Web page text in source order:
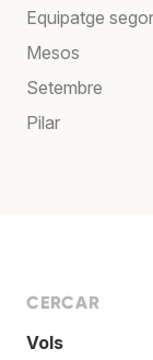
Equipatge
Mesos
Setembre
Pilar
CERCAR
Vols